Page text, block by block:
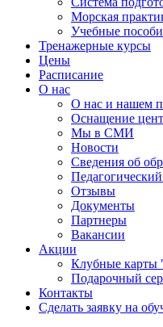
Морская
Учебные
Тренажерные курсы
Цены
Расписание
О нас
О нас и нашем
Оснащение
Мы в СМИ
Новости
Сведения об
Педагогический
Отзывы
Документы
Партнеры
Вакансии
Акции
Клубные
Подарочный
Контакты
Сделать заявку на